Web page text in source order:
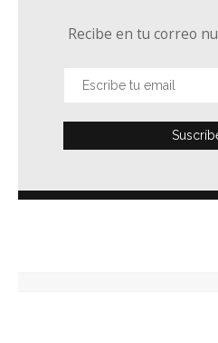
Recibe en tu correo